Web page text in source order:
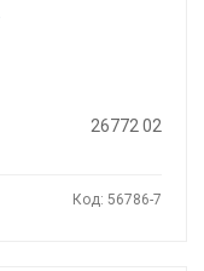
26772 02
Код: 56786-7